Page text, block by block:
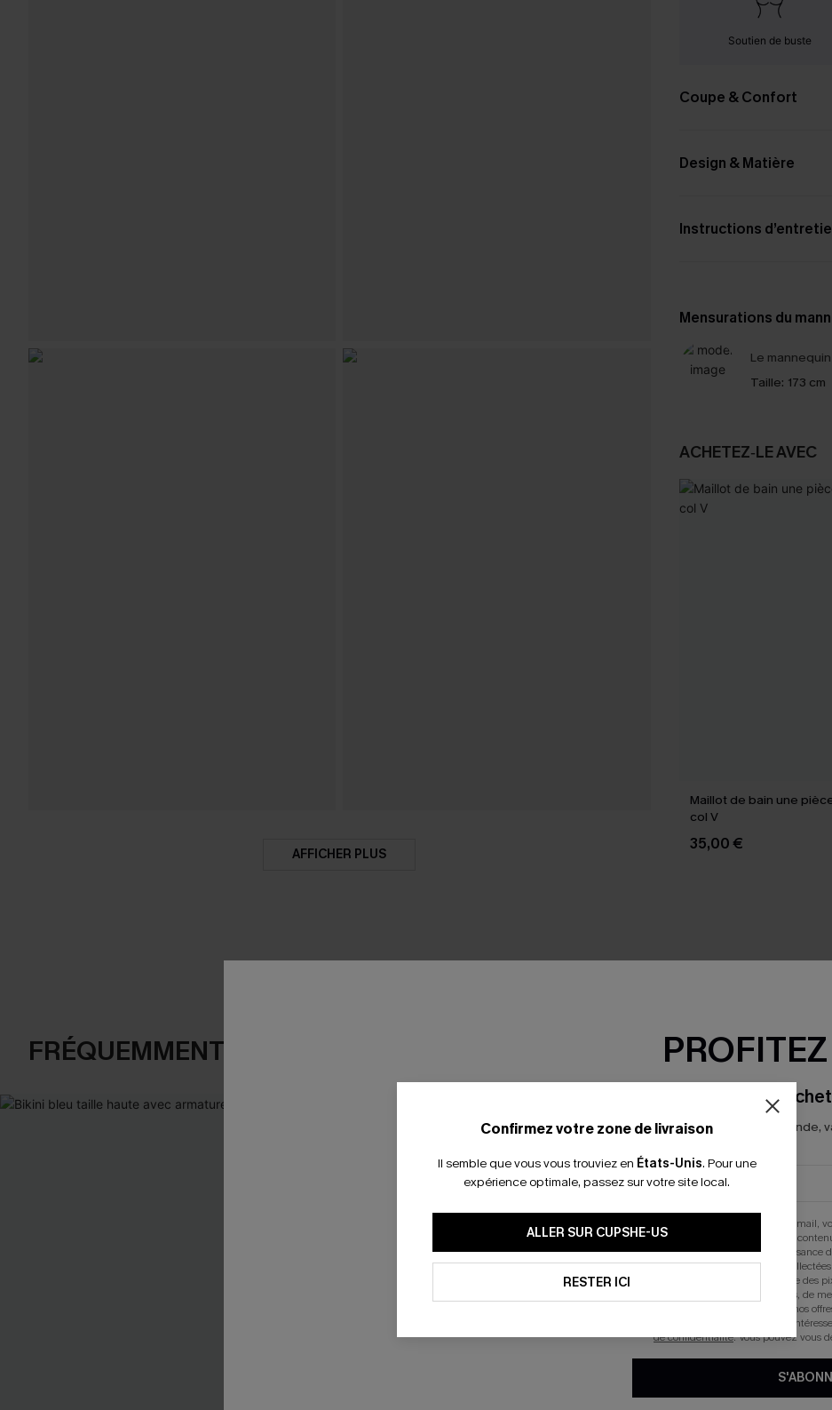
AFFICHER PLUS
Soutien de buste
Coupe & Confort
Design & Matière
Instructions
Mensurations du
Le
Taille: 173 cm
ACHETEZ‑LE AVEC
Maillot de bain une
col V
35,00 €
FRÉQUEMMENT ACHETÉS ENSEMBLE
Confirmez votre zone de livraison
Il semble que vous vous trouviez en États-Unis. Pour une
expérience optimale, passez sur votre site local.
ALLER SUR CUPSHE-US
RESTER ICI
-15% dès 2
*Un code par commande,
En soumettant votre adresse e-mail,
mails marketing (y compris du
reconnaissez avoir pris connaissance
pouvons utiliser les données
technologies de suivi, telles que des
savoir si ceux-ci ont été ouverts, de
personnaliser nos contenus et nos
produits susceptibles de vous
de confidentialité. Vous pouvez vous